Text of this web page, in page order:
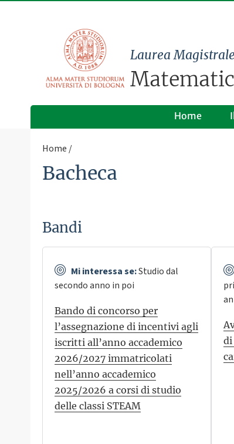
Laurea
Home
Home
Bacheca
Bandi
Mi interessa se:Studio dal
secondo anno in poi
Bando di concorso per
l’assegnazione di incentivi agli
iscritti all’anno accademico
2026/2027 immatricolati
nell’anno accademico
2025/2026 a corsi di studio
delle classi STEAM
di